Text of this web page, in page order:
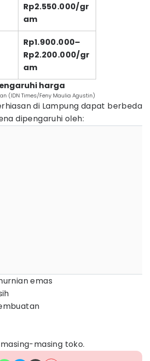
Rp2.550.000/gr
am
Rp1.900.000–
Rp2.200.000/gr
am
harga
(IDN Times/Feny Maulia Agustin)
di Lampung dapat berbeda
dipengaruhi oleh:
emas
masing toko.